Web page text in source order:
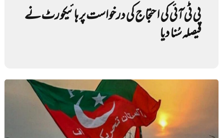
پی ٹی آئی کی احتجاج کی درخواست پر ہائیکورٹ نے
فیصلہ سُنا دیا